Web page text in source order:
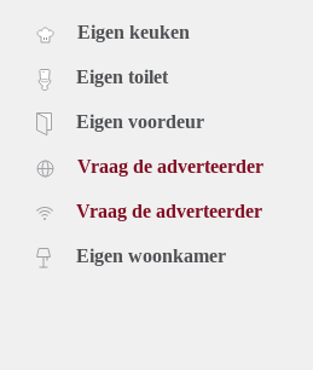
Eigen keuken
Eigen toilet
Eigen voordeur
Vraag de adverteerder
Vraag de adverteerder
Eigen woonkamer